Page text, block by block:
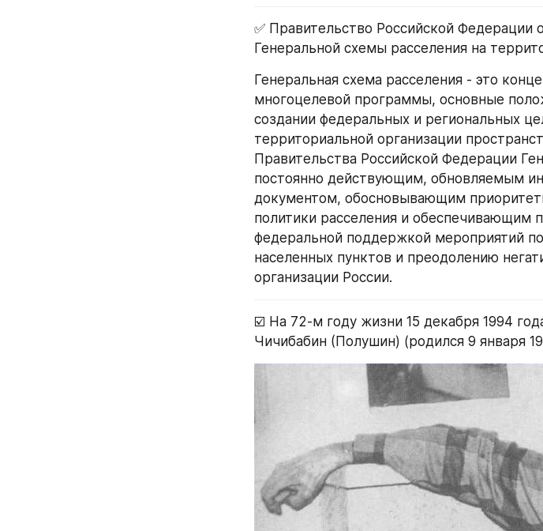
✅ Правительство Российской
Генеральной схемы расселения на
Генеральная схема расселения - это
многоцелевой программы, основные
создании федеральных и региональных
территориальной организации
Правительства Российской Федерации
постоянно действующим, обновляемым
документом, обосновывающим
политики расселения и обеспечивающим
федеральной поддержкой мероприятий
населенных пунктов и преодолению
организации России.
☑️ На 72-м году жизни 15 декабря 1994
Чичибабин (Полушин) (родился 9 января